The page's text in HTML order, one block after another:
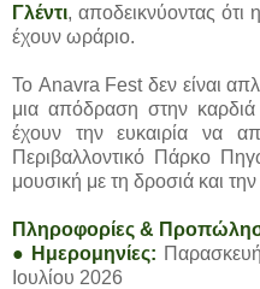
Γλέντι, αποδεικνύοντας
έχουν ωράριο.
Το Anavra Fest δεν είναι
μια απόδραση στην
έχουν την ευκαιρία να
Περιβαλλοντικό Πάρκο
μουσική με τη δροσιά και
Πληροφορίες &
● Ημερομηνίες:
Ιουλίου 2026